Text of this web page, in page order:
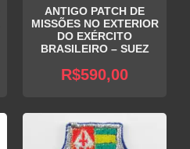
ANTIGO PATCH DE
MISSÕES NO EXTERIOR
DO EXÉRCITO
BRASILEIRO – SUEZ
R$590,00